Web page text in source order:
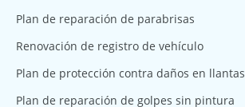
Plan de reparación de parabrisas
Renovación de registro de vehículo
Plan de protección contra daños en llantas
Plan de reparación de golpes sin pintura